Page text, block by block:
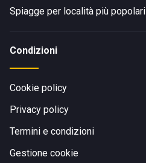
Spiagge per località più popolari
Condizioni
Cookie policy
Privacy policy
Termini e condizioni
Gestione cookie